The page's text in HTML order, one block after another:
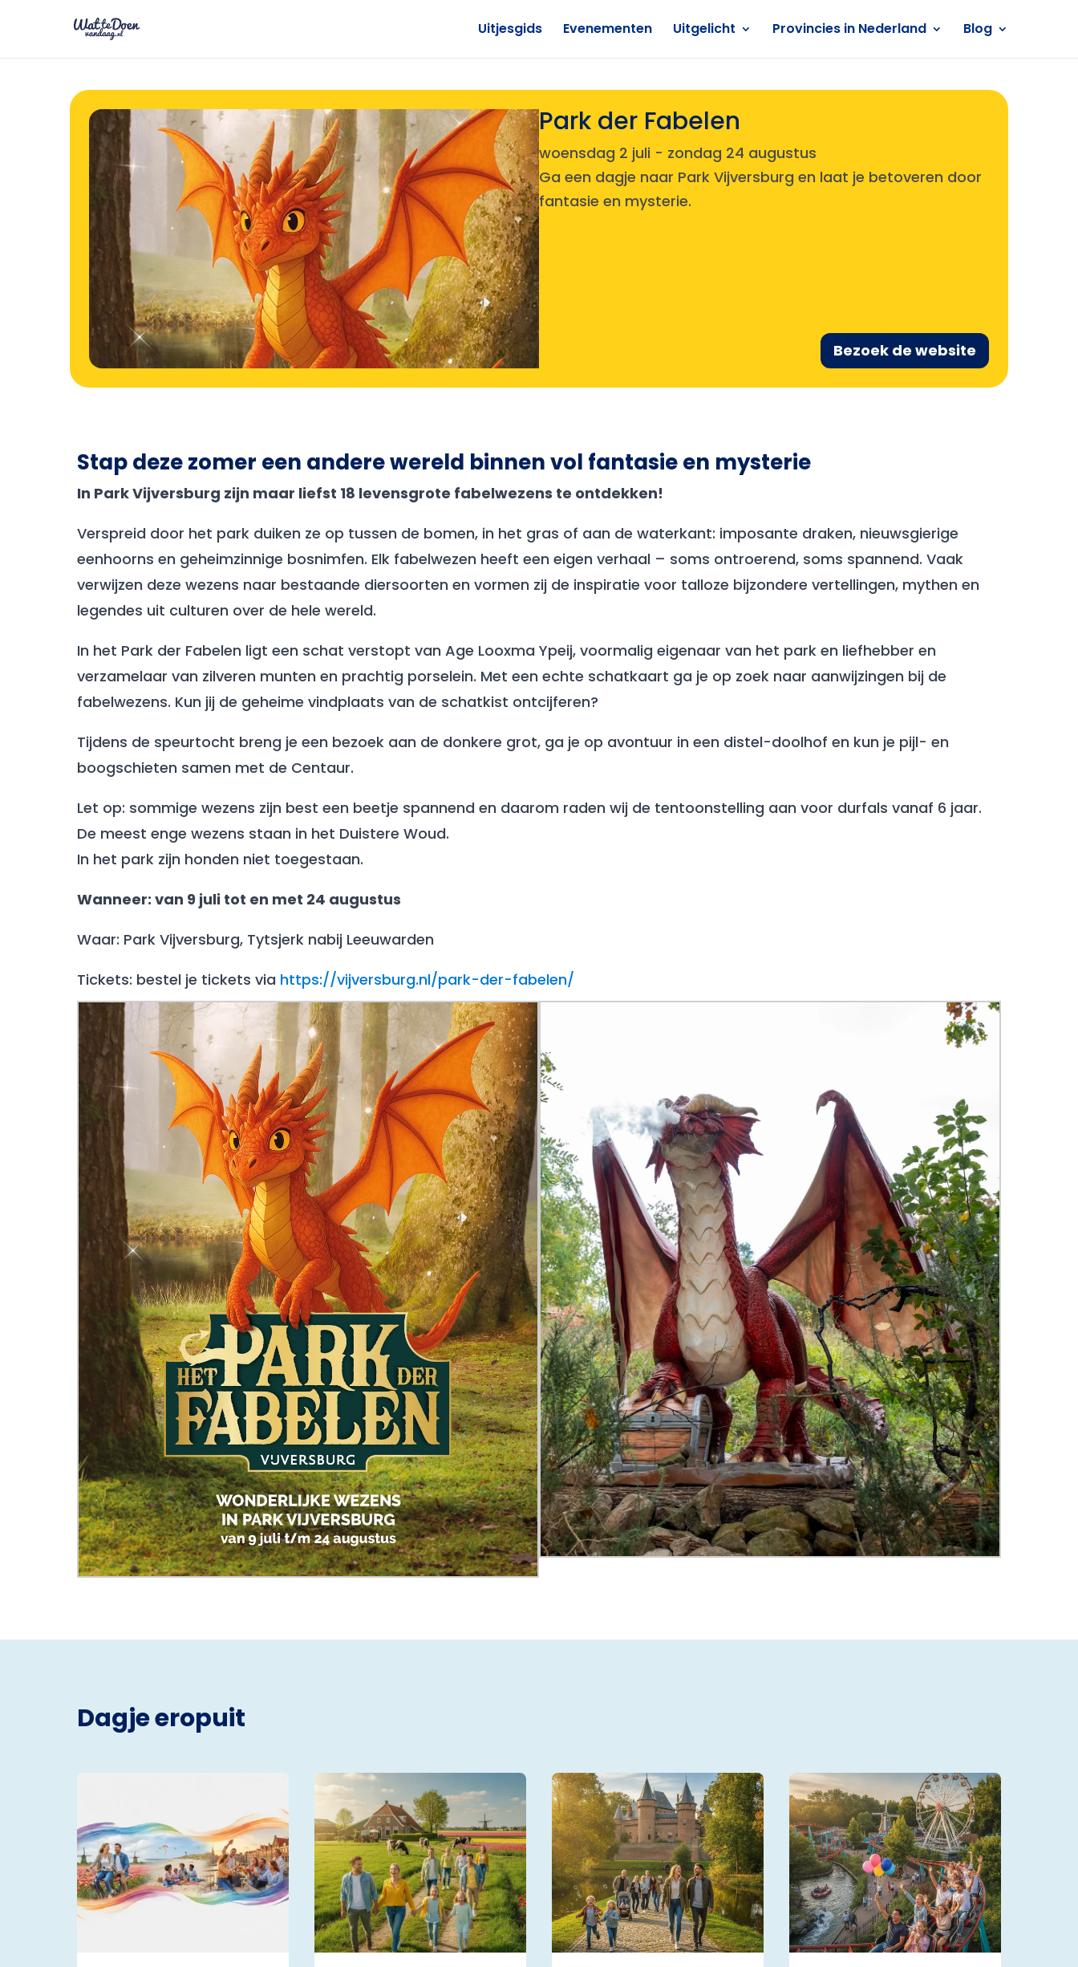
Uitjesgids Evenementen Uitgelicht Provincies in Nederland Blog
Park der Fabelen
woensdag 2 juli - zondag 24 augustus
Ga een dagje naar Park Vijversburg en laat je betoveren door
fantasie en mysterie.
Bezoek de website
Stap deze zomer een andere wereld binnen vol fantasie en mysterie
In Park Vijversburg zijn maar liefst 18 levensgrote fabelwezens te ontdekken!
Verspreid door het park duiken ze op tussen de bomen, in het gras of aan de waterkant: imposante draken, nieuwsgierige
eenhoorns en geheimzinnige bosnimfen. Elk fabelwezen heeft een eigen verhaal – soms ontroerend, soms spannend. Vaak
verwijzen deze wezens naar bestaande diersoorten en vormen zij de inspiratie voor talloze bijzondere vertellingen, mythen en
legendes uit culturen over de hele wereld.
In het Park der Fabelen ligt een schat verstopt van Age Looxma Ypeij, voormalig eigenaar van het park en liefhebber en
verzamelaar van zilveren munten en prachtig porselein. Met een echte schatkaart ga je op zoek naar aanwijzingen bij de
fabelwezens. Kun jij de geheime vindplaats van de schatkist ontcijferen?
Tijdens de speurtocht breng je een bezoek aan de donkere grot, ga je op avontuur in een distel-doolhof en kun je pijl- en
boogschieten samen met de Centaur.
Let op: sommige wezens zijn best een beetje spannend en daarom raden wij de tentoonstelling aan voor durfals vanaf 6 jaar.
De meest enge wezens staan in het Duistere Woud.
In het park zijn honden niet toegestaan.
Wanneer: van 9 juli tot en met 24 augustus
Waar: Park Vijversburg, Tytsjerk nabij Leeuwarden
Tickets: bestel je tickets via https://vijversburg.nl/park-der-fabelen/
Dagje eropuit